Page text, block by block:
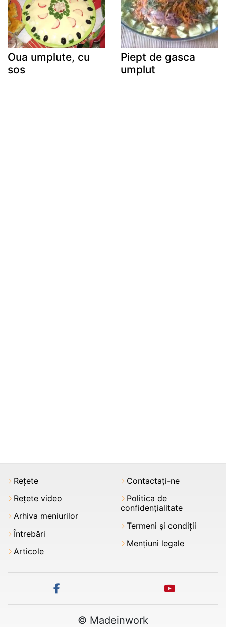
Oua umplute, cu
sos
Piept de gasca
umplut
Rețete
Rețete video
Arhiva meniurilor
Întrebări
Articole
Contactați-ne
Politica de
confidențialitate
Termeni şi condiții
Mențiuni legale
facebook youtube
© Madeinwork